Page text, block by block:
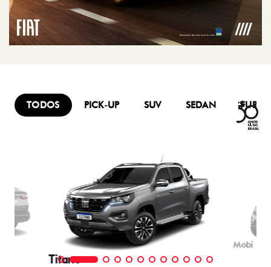
TODOS PICK-UP SUV SEDAN
Titano
Mobi